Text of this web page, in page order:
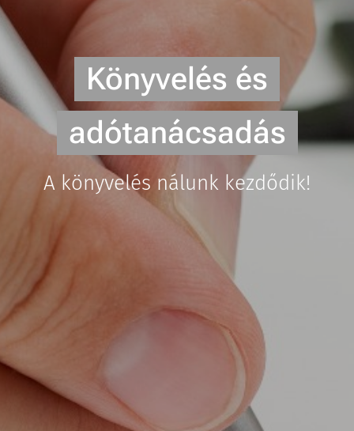
Könyvelés és
adótanácsadás
A könyvelés nálunk kezdődik!